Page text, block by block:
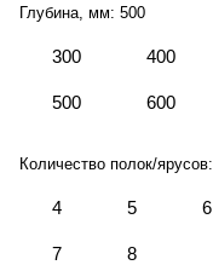
Глубина, мм: 500
300 400
500 600
Количество полок/ярусов:
4 5 6
7 8